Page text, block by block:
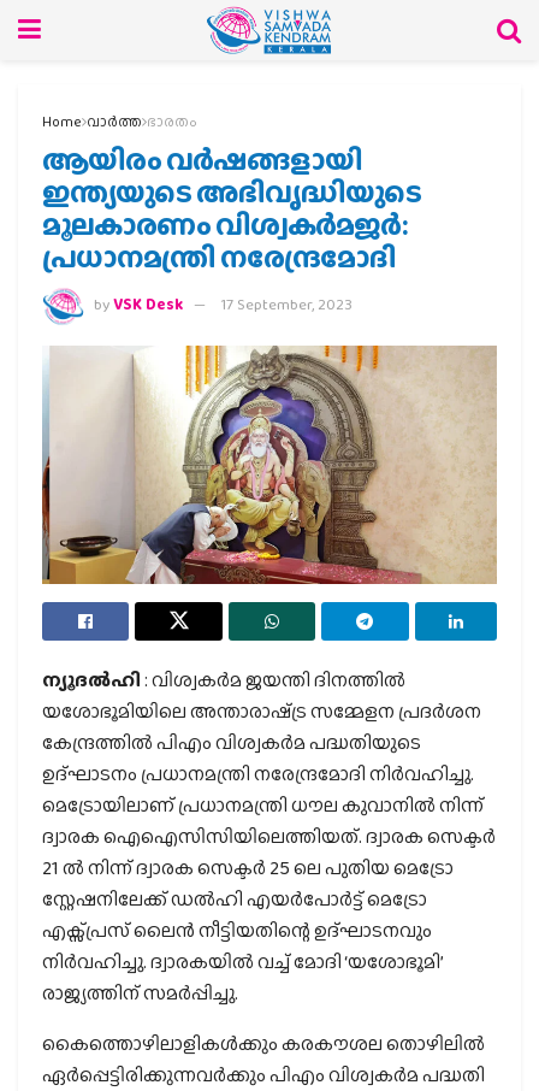
Home വാര്‍ത്ത ഭാരതം
ആയിരം വര്‍ഷങ്ങളായി
ഇന്ത്യയുടെ അഭിവൃദ്ധിയുടെ
മൂലകാരണം വിശ്വകര്‍മജര്‍:
പ്രധാനമന്ത്രി നരേന്ദ്രമോദി
byVSK Desk 17 September, 2023
ന്യൂദല്‍ഹി: വിശ്വകര്‍മ ജയന്തി ദിനത്തില്‍
യശോഭൂമിയിലെ അന്താരാഷ്‌ട്ര സമ്മേളന പ്രദര്‍ശന
കേന്ദ്രത്തില്‍ പിഎം വിശ്വകര്‍മ പദ്ധതിയുടെ
ഉദ്ഘാടനം പ്രധാനമന്ത്രി നരേന്ദ്രമോദി നിര്‍വഹിച്ചു.
മെട്രോയിലാണ് പ്രധാനമന്ത്രി ധൗല കുവാനില്‍ നിന്ന്
ദ്വാരക ഐഐസിസിയിലെത്തിയത്. ദ്വാരക സെക്ടര്‍
21 ല്‍ നിന്ന് ദ്വാരക സെക്ടര്‍ 25 ലെ പുതിയ മെട്രോ
സ്റ്റേഷനിലേക്ക് ഡല്‍ഹി എയര്‍പോര്‍ട്ട് മെട്രോ
എക്സ്പ്രസ് ലൈന്‍ നീട്ടിയതിന്റെ ഉദ്ഘാടനവും
നിര്‍വഹിച്ചു. ദ്വാരകയില്‍ വച്ച് മോദി ‘യശോഭൂമി’
രാജ്യത്തിന് സമര്‍പ്പിച്ചു.
കൈത്തൊഴിലാളികള്‍ക്കും കരകൗശല തൊഴിലില്‍
ഏര്‍പ്പെട്ടിരിക്കുന്നവര്‍ക്കും പിഎം വിശ്വകര്‍മ പദ്ധതി